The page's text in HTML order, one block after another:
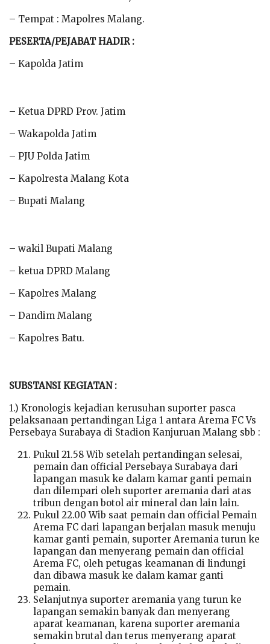
– Tempat : Mapolres Malang.
PESERTA/PEJABAT HADIR :
– Kapolda Jatim
– Ketua DPRD Prov. Jatim
– Wakapolda Jatim
– PJU Polda Jatim
– Kapolresta Malang Kota
– Bupati Malang
– wakil Bupati Malang
– ketua DPRD Malang
– Kapolres Malang
– Dandim Malang
– Kapolres Batu.
SUBSTANSI KEGIATAN :
1.) Kronologis kejadian kerusuhan suporter pasca
pelaksanaan pertandingan Liga 1 antara Arema FC Vs
Persebaya Surabaya di Stadion Kanjuruan Malang sbb :
Pukul 21.58 Wib setelah pertandingan selesai,
pemain dan official Persebaya Surabaya dari
lapangan masuk ke dalam kamar ganti pemain
dan dilempari oleh suporter aremania dari atas
tribun dengan botol air mineral dan lain lain.
Pukul 22.00 Wib saat pemain dan official Pemain
Arema FC dari lapangan berjalan masuk menuju
kamar ganti pemain, suporter Aremania turun ke
lapangan dan menyerang pemain dan official
Arema FC, oleh petugas keamanan di lindungi
dan dibawa masuk ke dalam kamar ganti
pemain.
Selanjutnya suporter aremania yang turun ke
lapangan semakin banyak dan menyerang
aparat keamanan, karena suporter aremania
semakin brutal dan terus menyerang aparat